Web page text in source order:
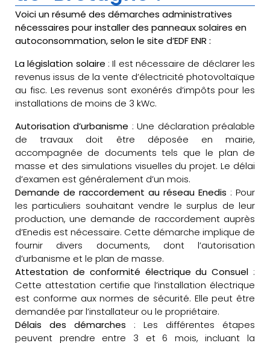
Voici un résumé des démarches administratives
nécessaires pour installer des panneaux solaires en
autoconsommation, selon le site d’EDF ENR :
La législation solaire : Il est nécessaire de déclarer les
revenus issus de la vente d’électricité photovoltaïque
au fisc. Les revenus sont exonérés d’impôts pour les
installations de moins de 3 kWc.
Autorisation d’urbanisme : Une déclaration préalable
de travaux doit être déposée en mairie,
accompagnée de documents tels que le plan de
masse et des simulations visuelles du projet. Le délai
d’examen est généralement d’un mois.
Demande de raccordement au réseau Enedis : Pour
les particuliers souhaitant vendre le surplus de leur
production, une demande de raccordement auprès
d’Enedis est nécessaire. Cette démarche implique de
fournir divers documents, dont l’autorisation
d’urbanisme et le plan de masse.
Attestation de conformité électrique du Consuel :
Cette attestation certifie que l’installation électrique
est conforme aux normes de sécurité. Elle peut être
demandée par l’installateur ou le propriétaire.
Délais des démarches : Les différentes étapes
peuvent prendre entre 3 et 6 mois, incluant la